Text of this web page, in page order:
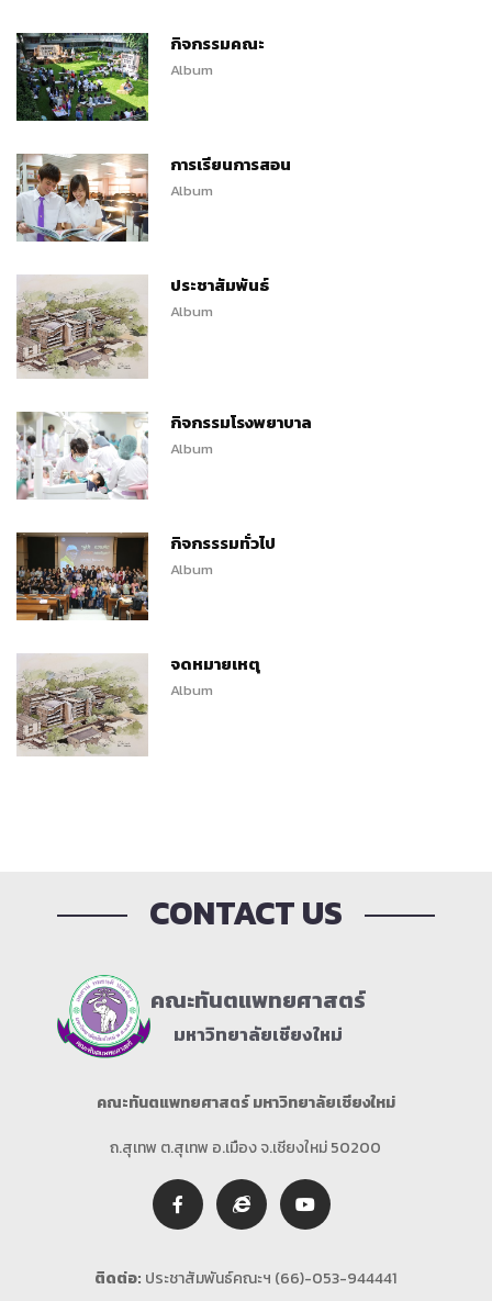
กิจกรรมคณะ
Album
การเรียนการสอน
Album
ประชาสัมพันธ์
Album
กิจกรรมโรงพยาบาล
Album
กิจกรรรมทั่วไป
Album
จดหมายเหตุ
Album
CONTACT US
คณะทันตแพทยศาสตร์
มหาวิทยาลัยเชียงใหม่
คณะทันตแพทยศาสตร์ มหาวิทยาลัยเชียงใหม่
ถ.สุเทพ ต.สุเทพ อ.เมือง จ.เชียงใหม่ 50200
ติดต่อ: ประชาสัมพันธ์คณะฯ (66)-053-944441